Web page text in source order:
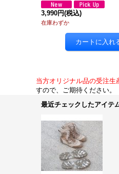
3,990円(税込)
在庫わずか
当方オリジナル品の受注生
すので、ご期待ください。
最近チェックしたアイテ